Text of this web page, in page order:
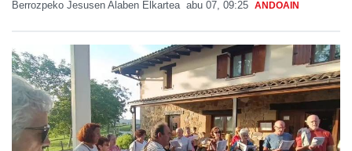
Berrozpeko Jesusen Alaben Elkartea abu 07, 09:25 ANDOAIN